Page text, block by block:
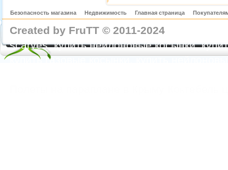
Безопасность магазина Недвижимость Главная страница
Created by FruTT © 2011-2024
scarves, купить нейлоновые косынки,
купить газовые косынки, купить